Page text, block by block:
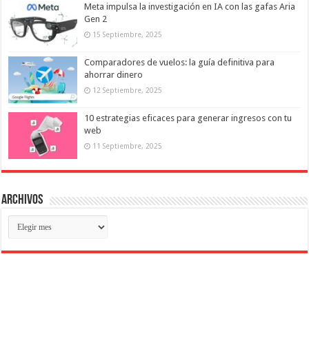
Meta impulsa la investigación en IA con las gafas Aria
Gen 2
15 Septiembre, 2025
Comparadores de vuelos: la guía definitiva para
ahorrar dinero
12 Septiembre, 2025
10 estrategias eficaces para generar ingresos con tu
web
11 Septiembre, 2025
Archivos